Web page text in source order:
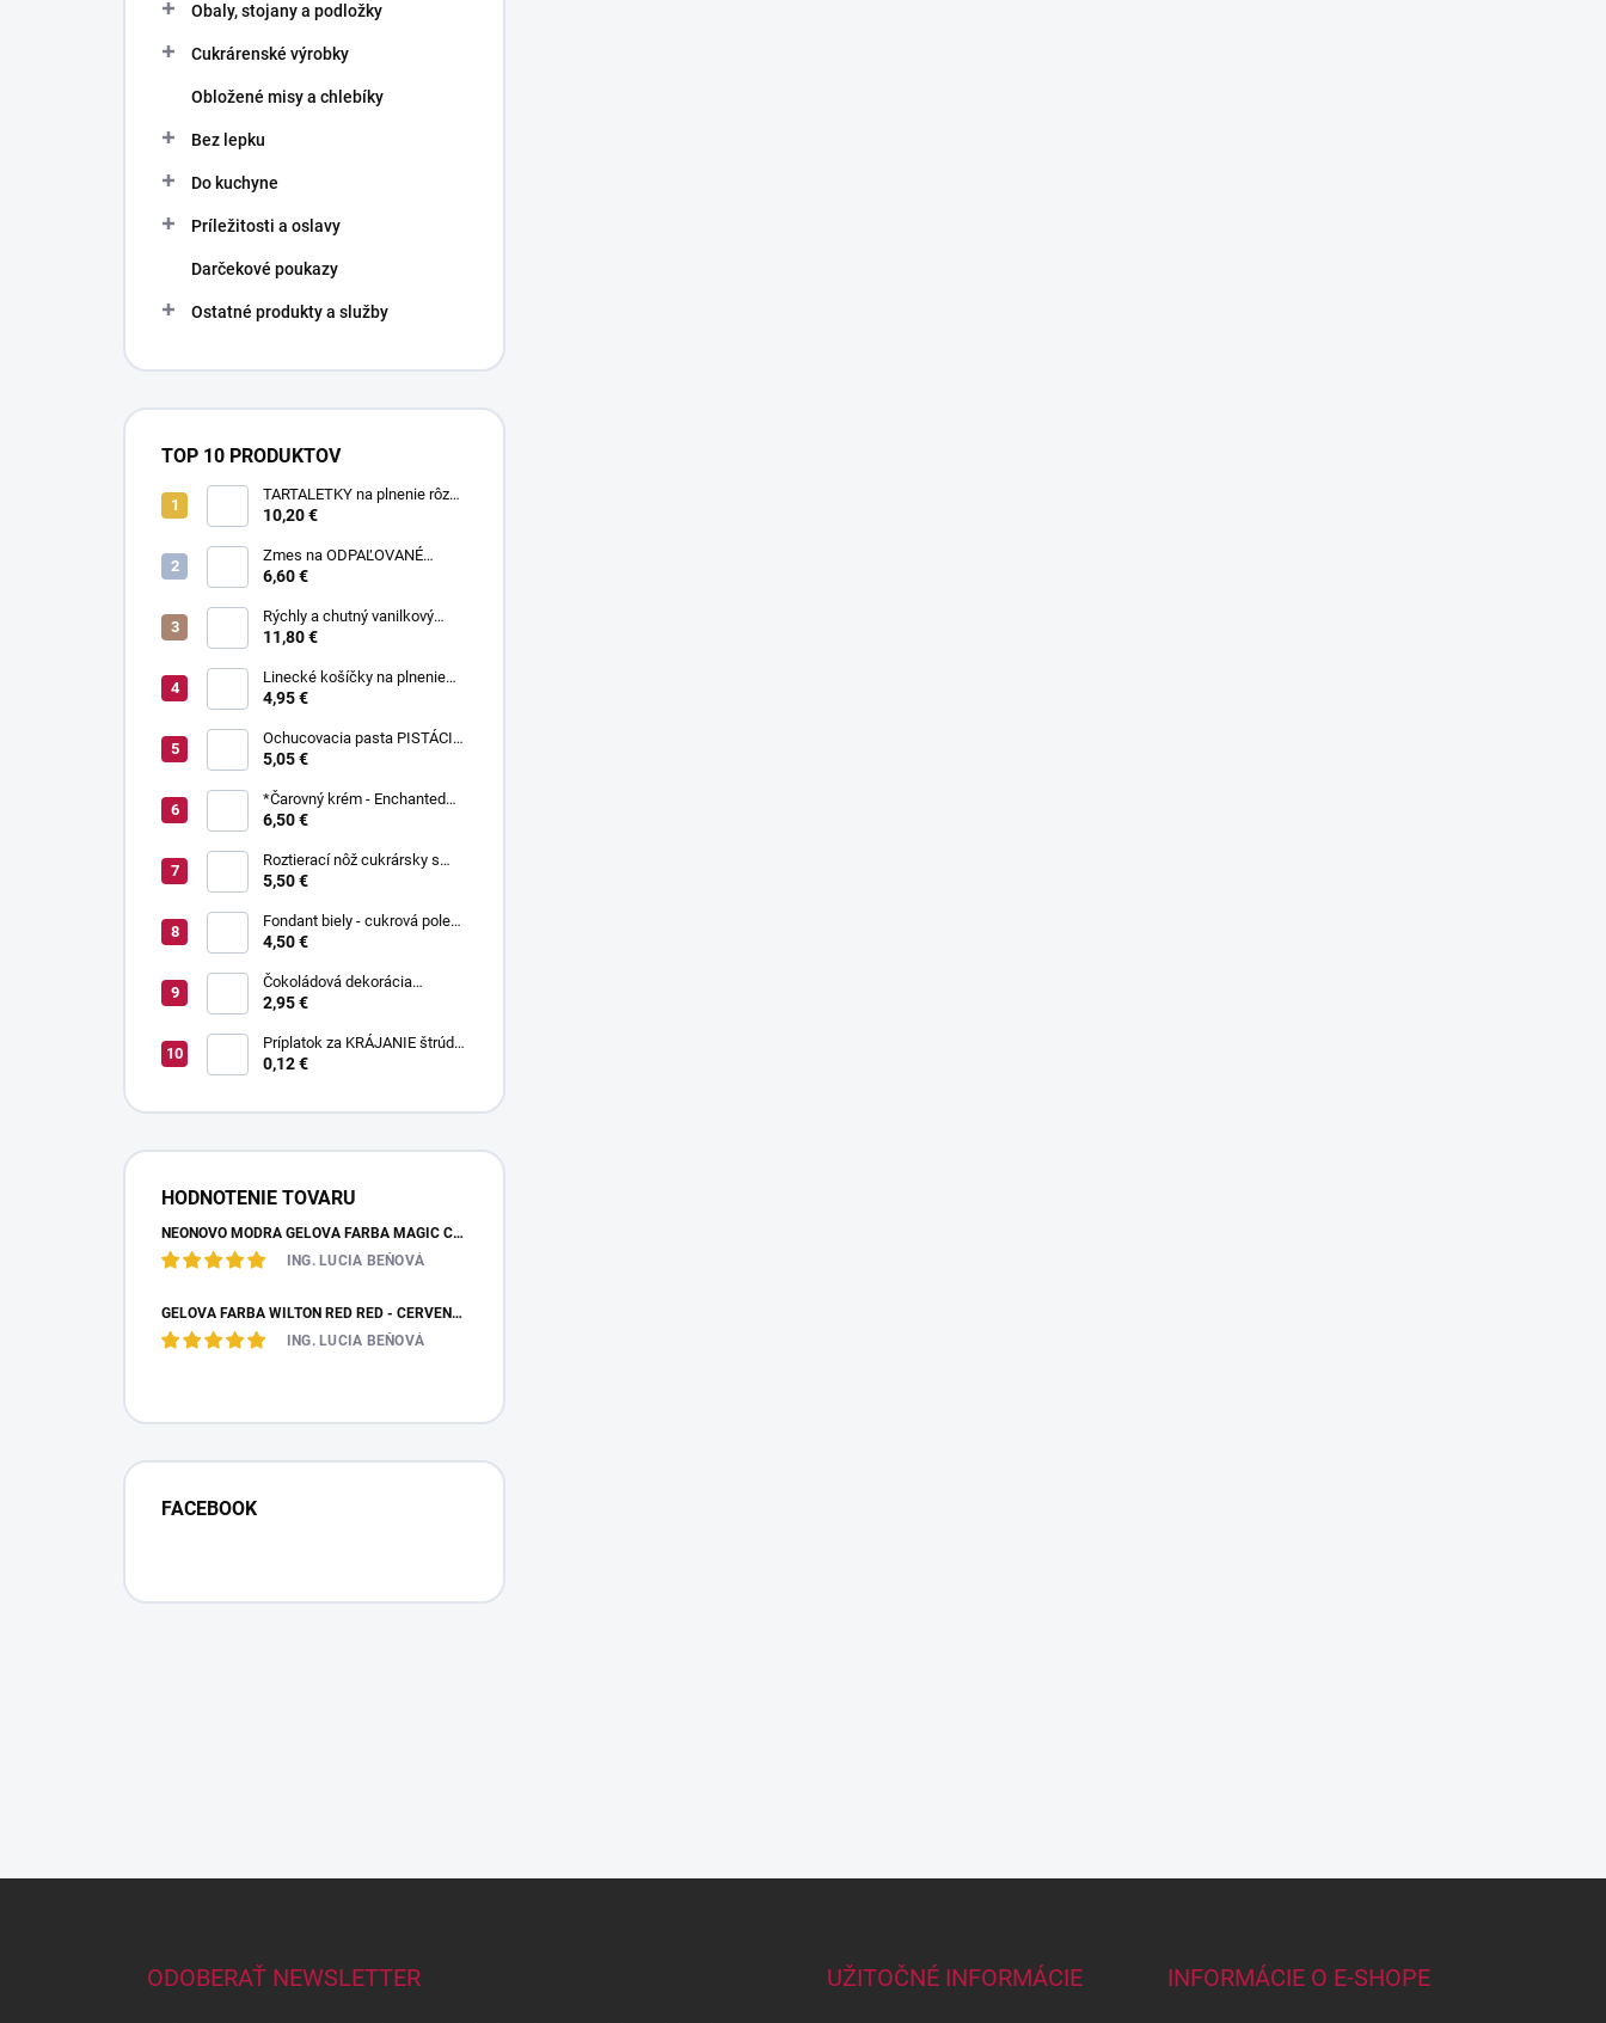
Obaly, stojany a podložky
Cukrárenské výrobky
Obložené misy a chlebíky
Bez lepku
Do kuchyne
Príležitosti a oslavy
Darčekové poukazy
Ostatné produkty a služby
TOP 10 PRODUKTOV
TARTALETKY na plnenie rôzne
druhy 34 ks
10,20 €
Zmes na ODPAĽOVANÉ
CESTO bez odpaľovania 500 g
6,60 €
Rýchly a chutný vanilkový
puding bez varenia 1 kg
11,80 €
Linecké košíčky na plnenie
300 g
4,95 €
Ochucovacia pasta PISTÁCIA
70 g
5,05 €
*Čarovný krém - Enchanted
Cream ® 450 g
6,50 €
Roztierací nôž cukrársky s
ohnutou čepeľou 37 cm
5,50 €
Fondant biely - cukrová poleva
800 g
4,50 €
Čokoládová dekorácia
pruhované paličky TWISTER
2,95 €
Príplatok za KRÁJANIE štrúdle
(1 ks) - zvoľte len pri osobnom
0,12 €
HODNOTENIE TOVARU
NEÓNOVO MODRÁ GELOVÁ FARBA MAGIC COLOURS – JEDLÁ FARBA 32G
ING. LUCIA BEŇOVÁ
GÉLOVÁ FARBA WILTON RED RED - ČERVENÁ 28,35 G
ING. LUCIA BEŇOVÁ
FACEBOOK
ODOBERAŤ NEWSLETTER UŽITOČNÉ INFORMÁCIE INFORMÁCIE O E-SHOPE